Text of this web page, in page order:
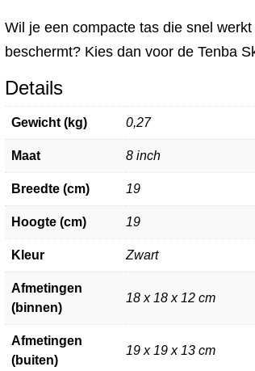
Wil je een compacte tas die snel
beschermt? Kies dan voor de Tenba
Details
Gewicht (kg) 0,27
Maat 8 inch
Breedte (cm) 19
Hoogte (cm) 19
Kleur Zwart
Afmetingen
(binnen)
18 x 18 x 12 cm
Afmetingen
(buiten)
19 x 19 x 13 cm